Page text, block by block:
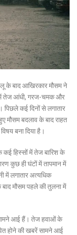
लू के बाद आखिरकार मौसम ने
में तेज आंधी, गरज-चमक और
पिछले कई दिनों से लगातार
मौसम बदलाव के बाद राहत
बना दिया है।
कई हिस्सों में तेज बारिश के
कुछ ही घंटों में तापमान में
में लगातार अत्यधिक
बाद मौसम पहले की तुलना में
आई हैं। तेज हवाओं के
होने की खबरें सामने आई